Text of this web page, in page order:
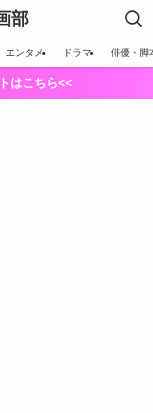
部
エンタメ ドラマ 俳優・脚
はこちら<<